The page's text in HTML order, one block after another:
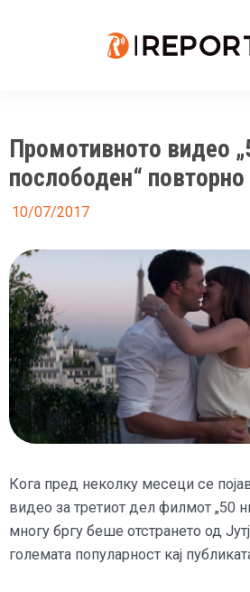
Промотивното видео
послободен“ повторно
10/07/2017
Кога пред неколку месеци се
видео за третиот дел филмот „50
многу бргу беше отстрането од
големата популарност кај